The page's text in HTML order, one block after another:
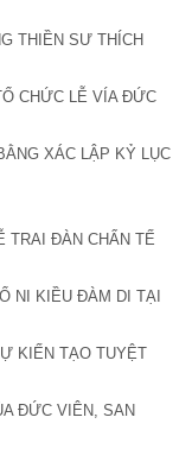
THIỀN SƯ THÍCH
CHỨC LỄ VÍA ĐỨC
XÁC LẬP KỶ LỤC
TRAI ĐÀN CHẨN TẾ
NI KIỀU ĐÀM DI TẠI
KIẾN TẠO TUYỆT
ĐỨC VIÊN, SAN